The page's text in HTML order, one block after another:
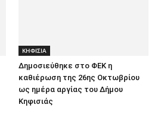
ΚΗΦΙΣΙΑ
Δημοσιεύθηκε στο ΦΕΚ η
καθιέρωση της 26ης Οκτωβρίου
ως ημέρα αργίας του Δήμου
Κηφισιάς